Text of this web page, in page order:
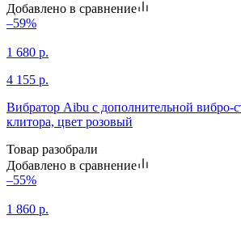
Добавлено в сравнение
–59%
1 680 р.
4 155 р.
Вибратор Aibu с дополнительной вибро-
клитора, цвет розовый
Товар разобрали
Добавлено в сравнение
–55%
1 860 р.